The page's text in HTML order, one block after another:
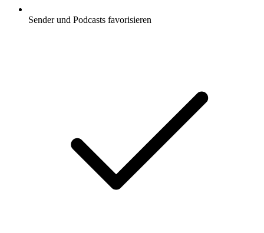
Sender und Podcasts favorisieren